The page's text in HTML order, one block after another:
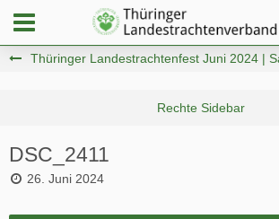
Thüringer Landestrachtenfest Juni 2024 |
DSC_2411
26. Juni 2024